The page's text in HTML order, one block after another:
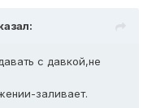
с давкой,не
заливает.